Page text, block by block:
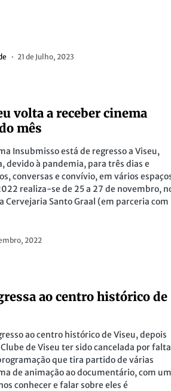
21 de Julho, 2023
volta a receber cinema
mês
Insubmisso está de regresso a Viseu,
devido à pandemia, para três dias e
conversas e convívio, em vários
realiza-se de 25 a 27 de novembro,
Cervejaria Santo Graal (em parceria com
2022
ao centro histórico de
ao centro histórico de Viseu, depois
de Viseu ter sido cancelada por falta
que tira partido de várias
de animação ao documentário, com um
conhecer e falar sobre eles é